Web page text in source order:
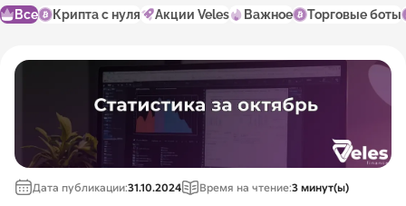
Все Крипта с нуля Акции Veles Важное Торговые боты
Дата публикации:31.10.2024 Время на чтение:3 минут(ы)